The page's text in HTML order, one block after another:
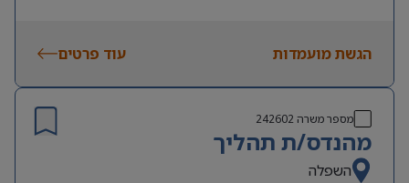
הגשת מועמדות עוד פרטים
מספר משרה 242602
מהנדס/ת תהליך
השפלה